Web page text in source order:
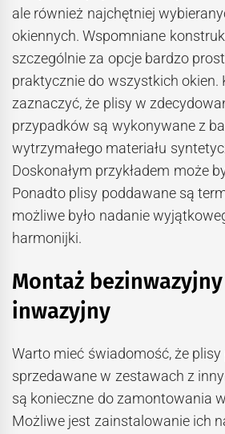
ale również najchętniej
okiennych. Wspomniane
szczególnie za opcje bardzo
praktycznie do wszystkich okien.
zaznaczyć, że plisy w
przypadków są wykonywane z
wytrzymałego materiału
Doskonałym przykładem może
Ponadto plisy poddawane są
możliwe było nadanie
harmonijki.
Montaż
inwazyjny
Warto mieć świadomość, że
sprzedawane w zestawach z
są konieczne do zamontowania
Możliwe jest zainstalowanie ich